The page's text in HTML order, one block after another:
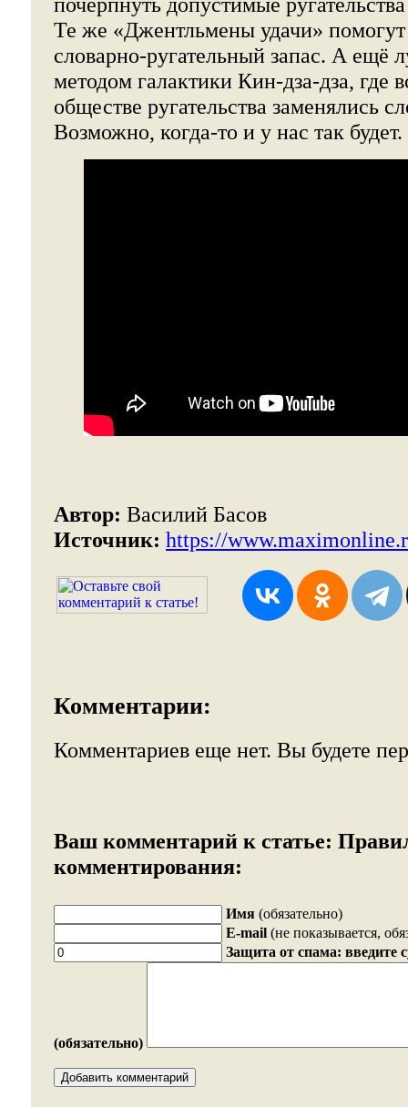
Те же «Джентльмены удачи»
словарно-ругательный запас. А ещё
методом галактики Кин-дза-дза, где
обществе ругательства заменялись
Возможно, когда-то и у нас так будет.
Автор: Василий Басов
Источник: https://
Комментарии:
Комментариев еще нет. Вы будете
Ваш комментарий к статье:
комментирования:
Имя (обязательно)
E-mail (не показывается,
Защита от спама: введите
(обязательно)